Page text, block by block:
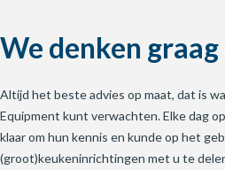
We denken
Altijd het beste advies op maat, dat is
Equipment kunt verwachten. Elke dag
klaar om hun kennis en kunde op het
(groot)keukeninrichtingen met u te